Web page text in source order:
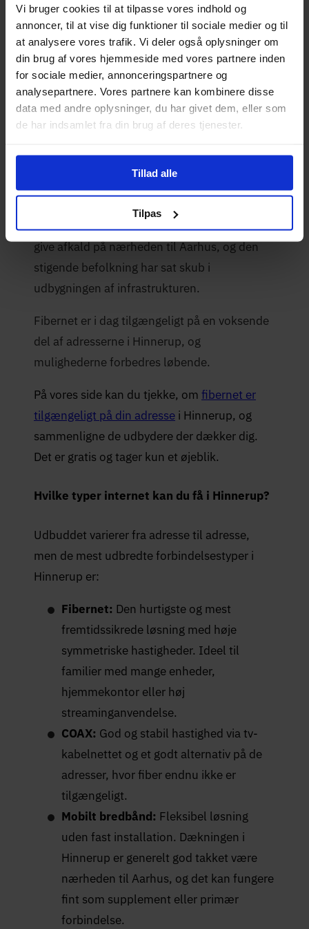
Vi bruger cookies til at tilpasse vores indhold og
annoncer, til at vise dig funktioner til sociale medier og til
at analysere vores trafik. Vi deler også oplysninger om
din brug af vores hjemmeside med vores partnere inden
for sociale medier, annonceringspartnere og
analysepartnere. Vores partnere kan kombinere disse
data med andre oplysninger, du har givet dem, eller som
de har indsamlet fra din brug af deres tjenester.
Tillad alle
Tilpas
Skrevet af
Mikkel Winther
Opdateret:
28-05-2026
Fibernet i Hinnerup
mere plads og roligere omgivelser uden at
give afkald på nærheden til Aarhus, og den
stigende befolkning har sat skub i
udbygningen af infrastrukturen.
Fibernet er i dag tilgængeligt på en voksende
del af adresserne i Hinnerup, og
mulighederne forbedres løbende.
På vores side kan du tjekke, om fibernet er
tilgængeligt på din adresse i Hinnerup, og
sammenligne de udbydere der dækker dig.
Det er gratis og tager kun et øjeblik.
Hvilke typer internet kan du få i Hinnerup?
Udbuddet varierer fra adresse til adresse,
men de mest udbredte forbindelsestyper i
Hinnerup er:
Fibernet: Den hurtigste og mest
fremtidssikrede løsning med høje
symmetriske hastigheder. Ideel til
familier med mange enheder,
hjemmekontor eller høj
streaminganvendelse.
COAX: God og stabil hastighed via tv-
kabelnettet og et godt alternativ på de
adresser, hvor fiber endnu ikke er
tilgængeligt.
Mobilt bredbånd: Fleksibel løsning
uden fast installation. Dækningen i
Hinnerup er generelt god takket være
nærheden til Aarhus, og det kan fungere
fint som supplement eller primær
forbindelse.